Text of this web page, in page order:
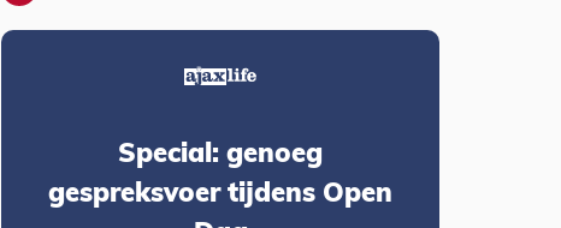
Special: genoeg
gespreksvoer tijdens Open